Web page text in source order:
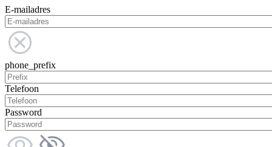
E-mailadres
phone_prefix
Telefoon
Password